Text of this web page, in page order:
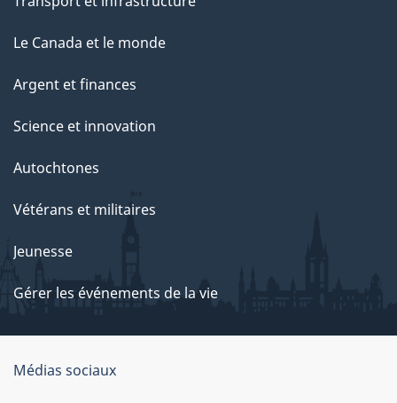
Le Canada et le monde
Argent et finances
Science et innovation
Autochtones
Vétérans et militaires
Jeunesse
Gérer les événements de la vie
Organisation
Médias sociaux